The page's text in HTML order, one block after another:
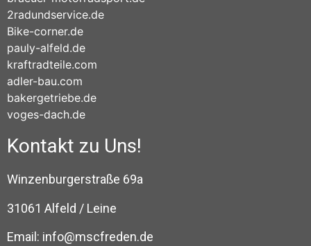
2radundservice.de
Bike-corner.de
pauly-alfeld.de
kraftradteile.com
adler-bau.com
bakergetriebe.de
voges-dach.de
Kontakt zu Uns!
Winzenburgerstraße 69a
31061 Alfeld / Leine
Email: info@mscfreden.de